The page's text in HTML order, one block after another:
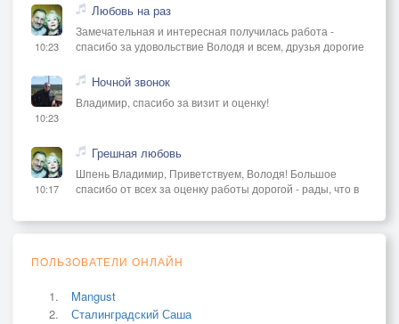
10:23
Любовь на раз
Замечательная и интересная получилась работа -
спасибо за удовольствие Володя и всем, друзья дорогие
10:23
Ночной звонок
Владимир, спасибо за визит и оценку!
10:17
Грешная любовь
Шпень Владимир, Приветствуем, Володя! Большое
спасибо от всех за оценку работы дорогой - рады, что в
ПОЛЬЗОВАТЕЛИ ОНЛАЙН
Mangust
Сталинградский Саша